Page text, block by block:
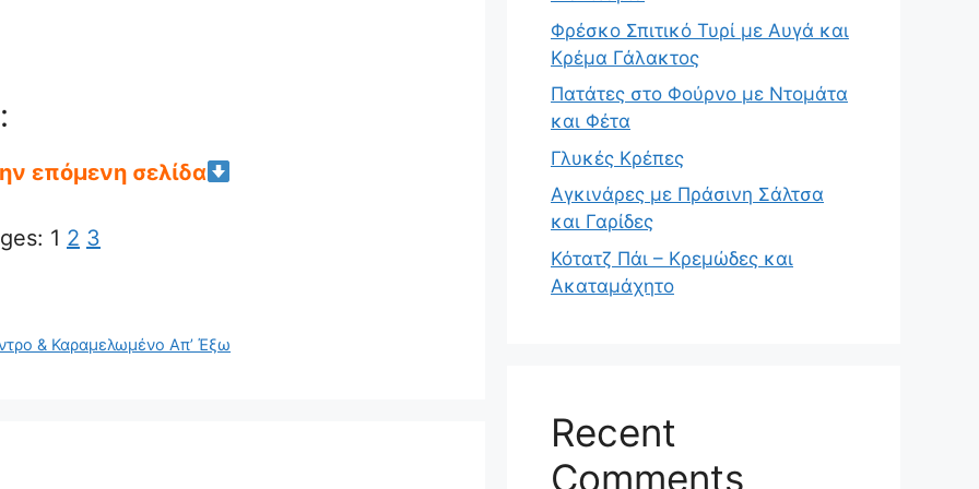
επόμενη σελίδα
1 2 3
& Καραμελωμένο Απ’ Έξω
Φρέσκο Σπιτικό Τυρί με Αυγά και
Κρέμα Γάλακτος
Πατάτες στο Φούρνο με Ντομάτα
και Φέτα
Γλυκές Κρέπες
Αγκινάρες με Πράσινη Σάλτσα
και Γαρίδες
Κότατζ Πάι – Κρεμώδες και
Ακαταμάχητο
Recent
Comments